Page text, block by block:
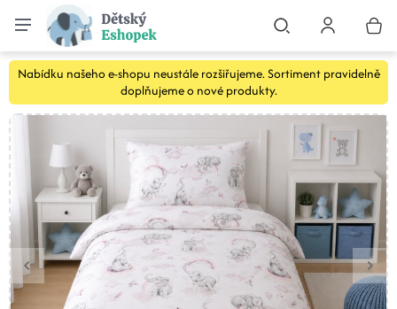
Nabídku našeho e-shopu neustále rozšiřujeme. Sortiment pravidelně
doplňujeme o nové produkty.